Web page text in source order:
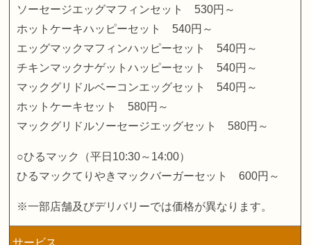
ソーセージエッグマフィンセット 530円～
ホットケーキハッピーセット 540円～
エッグマックマフィンハッピーセット 540円～
チキンマックナゲットハッピーセット 540円～
マックグリドルベーコンエッグセット 540円～
ホットケーキセット 580円～
マックグリドルソーセージエッグセット 580円～
○ひるマック（平日10:30～14:00）
ひるマックてりやきマックバーガーセット 600円～
※一部店舗及びデリバリーでは価格が異なります。
サービス